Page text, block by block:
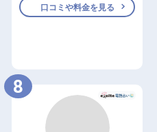
口コミや料金を見る
8